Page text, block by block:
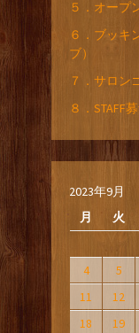
５．オープ
６．ブッキ
ブ）
７．サロン
８．STAFF
2023年9月
月
火
4
5
11
12
18
19